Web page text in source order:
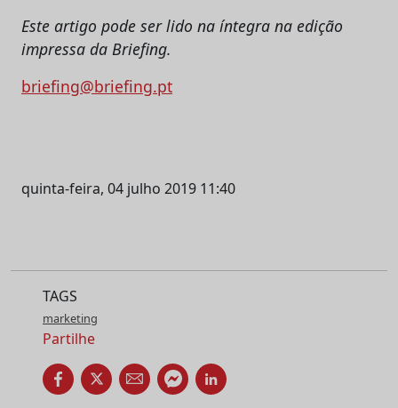
Este artigo pode ser lido na íntegra na edição
impressa da Briefing.
briefing@briefing.pt
quinta-feira, 04 julho 2019 11:40
TAGS
marketing
Partilhe